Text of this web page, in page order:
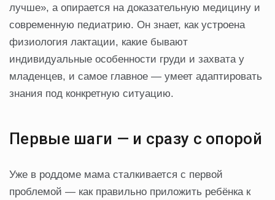
лучше», а опирается на доказательную медицину и
современную педиатрию. Он знает, как устроена
физиология лактации, какие бывают
индивидуальные особенности груди и захвата у
младенцев, и самое главное — умеет адаптировать
знания под конкретную ситуацию.
Первые шаги — и сразу с опорой
Уже в роддоме мама сталкивается с первой
проблемой — как правильно приложить ребёнка к